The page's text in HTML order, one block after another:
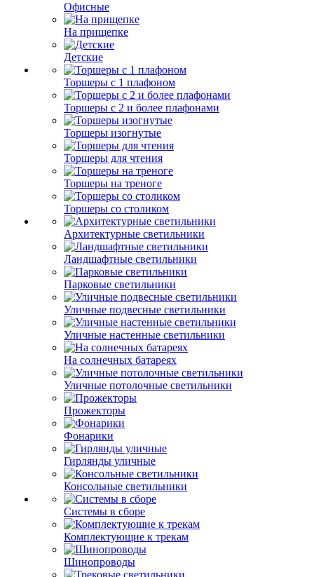
Офисные
На прищепке
Детские
Торшеры с 1 плафоном
Торшеры с 2 и более плафонами
Торшеры изогнутые
Торшеры для чтения
Торшеры на треноге
Торшеры со столиком
Архитектурные светильники
Ландшафтные светильники
Парковые светильники
Уличные подвесные светильники
Уличные настенные светильники
На солнечных батареях
Уличные потолочные светильники
Прожекторы
Фонарики
Гирлянды уличные
Консольные светильники
Системы в сборе
Комплектующие к трекам
Шинопроводы